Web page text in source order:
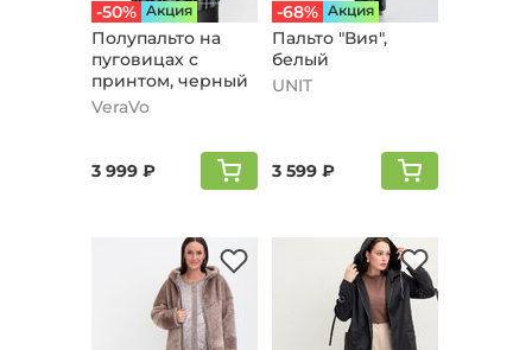
-50% Aкция
Полупальто на
пуговицах с
принтом, черный
VeraVo
3 999 ₽
-68% Aкция
Пальто "Вия",
белый
UNIT
3 599 ₽